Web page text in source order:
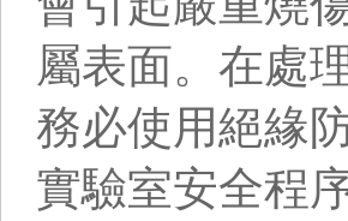
屬表面。在處
務必使用絕緣
實驗室安全程序